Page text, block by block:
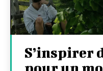
S’inspirer
pour un